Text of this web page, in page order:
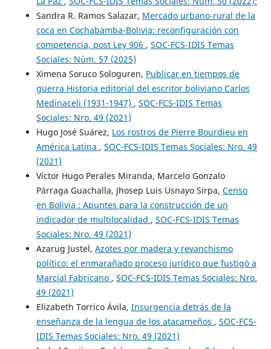
Sandra R. Ramos Salazar, Mercado urbano-rural de la
coca en Cochabamba-Bolivia: reconfiguración con
competencia, post Ley 906 , SOC-FCS-IDIS Temas
Sociales: Núm. 57 (2025)
Ximena Soruco Sologuren, Publicar en tiempos de
guerra Historia editorial del escritor boliviano Carlos
Medinaceli (1931-1947) , SOC-FCS-IDIS Temas
Sociales: Nro. 49 (2021)
Hugo José Suárez, Los rostros de Pierre Bourdieu en
América Latina , SOC-FCS-IDIS Temas Sociales: Nro. 49
(2021)
Víctor Hugo Perales Miranda, Marcelo Gonzalo
Párraga Guachalla, Jhosep Luis Usnayo Sirpa, Censo
en Bolivia : Apuntes para la construcción de un
indicador de multilocalidad , SOC-FCS-IDIS Temas
Sociales: Nro. 49 (2021)
Azarug Justel, Azotes por madera y revanchismo
político: el enmarañado proceso jurídico que fustigó a
Marcial Fabricano , SOC-FCS-IDIS Temas Sociales: Nro.
49 (2021)
Elizabeth Torrico Ávila, Insurgencia detrás de la
enseñanza de la lengua de los atacameños , SOC-FCS-
IDIS Temas Sociales: Nro. 49 (2021)